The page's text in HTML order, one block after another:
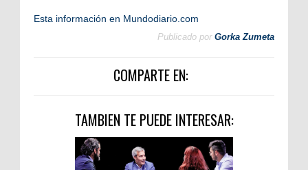
Esta información en Mundodiario.com
Publicado por Gorka Zumeta
COMPARTE EN:
TAMBIEN TE PUEDE INTERESAR: